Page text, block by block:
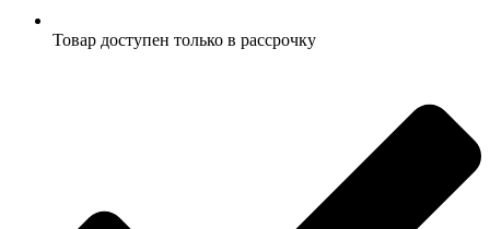
Товар доступен только в рассрочку